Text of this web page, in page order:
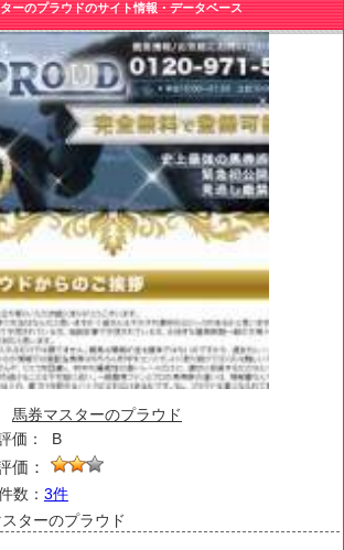
ーのプラウドのサイト情報・データベース
馬券マスターのプラウド
価：
B
価：
数： 3件
ターのプラウド